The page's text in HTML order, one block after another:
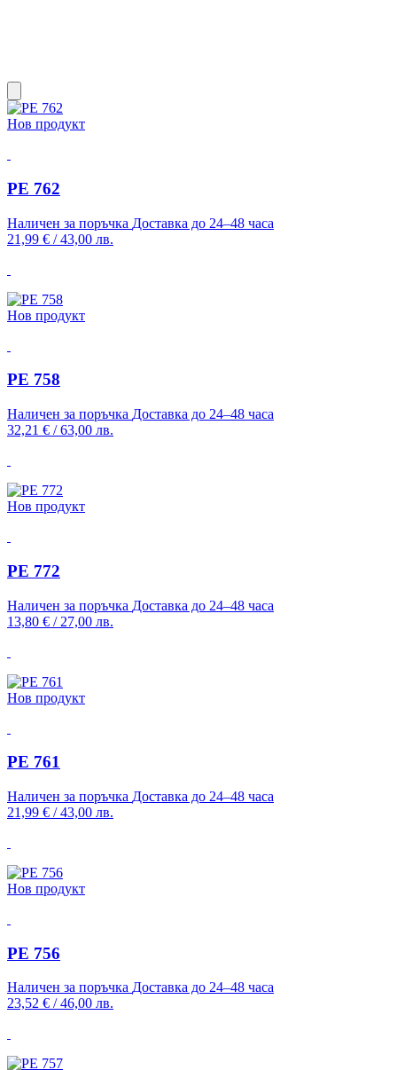
Нов продукт
PE 762
Наличен за поръчка Доставка до 24–48 часа
21,99 € / 43,00 лв.
Нов продукт
PE 758
Наличен за поръчка Доставка до 24–48 часа
32,21 € / 63,00 лв.
Нов продукт
PE 772
Наличен за поръчка Доставка до 24–48 часа
13,80 € / 27,00 лв.
Нов продукт
PE 761
Наличен за поръчка Доставка до 24–48 часа
21,99 € / 43,00 лв.
Нов продукт
PE 756
Наличен за поръчка Доставка до 24–48 часа
23,52 € / 46,00 лв.